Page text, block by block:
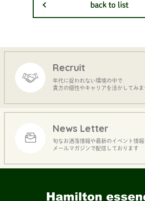
back to list
Recruit
年代に捉われない環境の中で
貴方の個性やキャリアを活かしてみま
News Letter
旬なお洒落情報や最新のイベント情報
メールマガジンで配信しております